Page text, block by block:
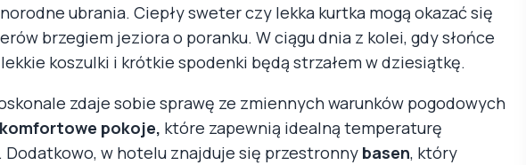
ubrania. Ciepły sweter czy lekka kurtka mogą okazać się
brzegiem jeziora o poranku. W ciągu dnia z kolei, gdy słońce
koszulki i krótkie spodenki będą strzałem w dziesiątkę.
zdaje sobie sprawę ze zmiennych warunków pogodowych
komfortowe pokoje, które zapewnią idealną temperaturę
w hotelu znajduje się przestronny basen, który